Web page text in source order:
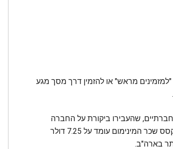
מראש" או להזמין דרך מסך מגע
שהעבירו ביקורת על החברה
שמעדיפה סניף אוטומטי יקר במקום לשלם לעובדים שכר הוגן. בטקסס שכר המינימום עומד על 7.25 דולר
בארה"ב.